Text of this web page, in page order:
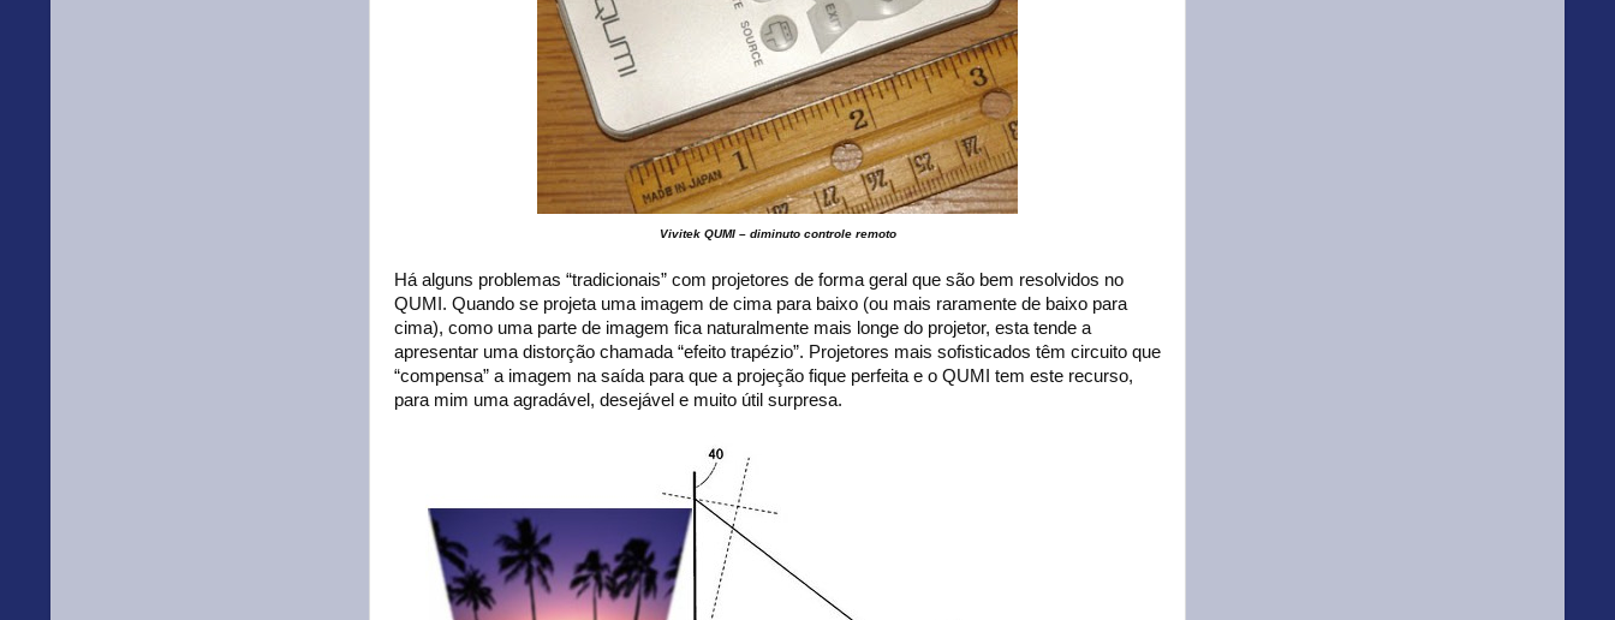
Vivitek QUMI – diminuto controle remoto
Há alguns problemas “tradicionais” com projetores de forma geral que são bem resolvidos no
QUMI. Quando se projeta uma imagem de cima para baixo (ou mais raramente de baixo para
cima), como uma parte de imagem fica naturalmente mais longe do projetor, esta tende a
apresentar uma distorção chamada “efeito trapézio”. Projetores mais sofisticados têm circuito que
“compensa” a imagem na saída para que a projeção fique perfeita e o QUMI tem este recurso,
para mim uma agradável, desejável e muito útil surpresa.